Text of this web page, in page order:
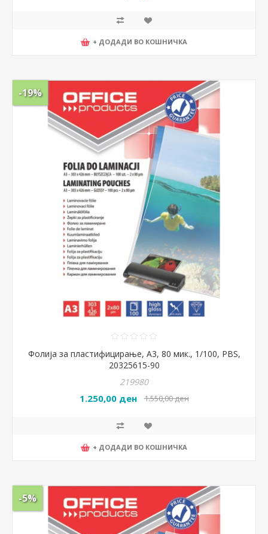
+ ДОДАДИ ВО КОШНИЧКА
-19%
Фолија за пластифицирање, А3, 80 мик., 1/100, PBS,
20325615-90
219980
1.250,00 ден 1.550,00 ден
+ ДОДАДИ ВО КОШНИЧКА
-5%